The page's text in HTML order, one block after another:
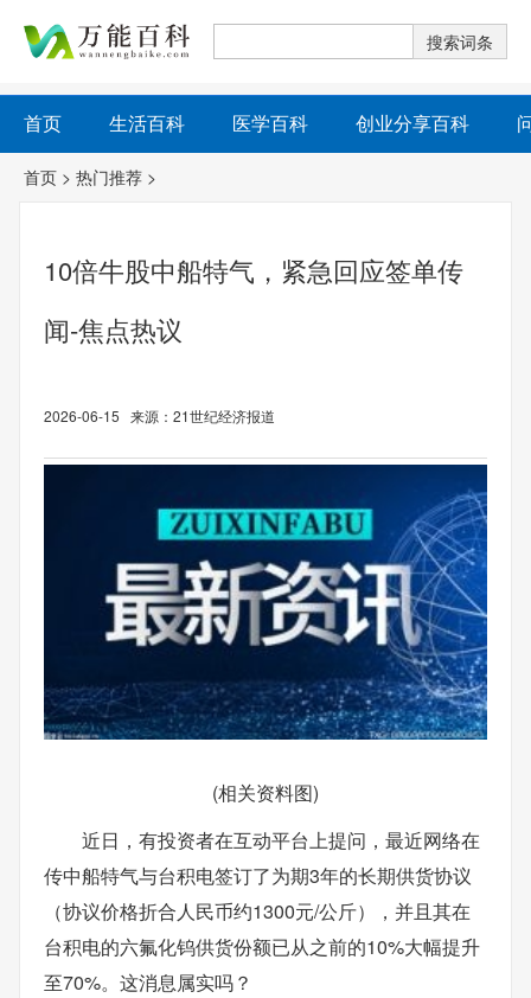
首页 生活百科 医学百科 创业分享百科
首页 > 热门推荐 >
10倍牛股中船特气，紧急回应签单传
闻-焦点热议
2026-06-15 来源：21世纪经济报道
(相关资料图)
近日，有投资者在互动平台上提问，最近网络在
传中船特气与台积电签订了为期3年的长期供货协议
（协议价格折合人民币约1300元/公斤），并且其在
台积电的六氟化钨供货份额已从之前的10%大幅提升
至70%。这消息属实吗？